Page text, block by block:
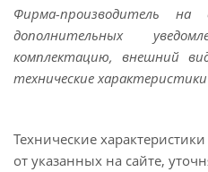
Фирма-производитель
дополнительных
комплектацию, внешний
технические
Технические
от указанных на сайте,